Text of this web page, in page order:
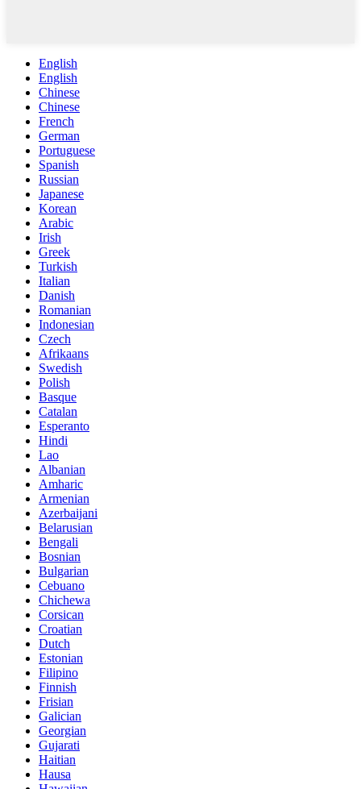
English
English
Chinese
Chinese
French
German
Portuguese
Spanish
Russian
Japanese
Korean
Arabic
Irish
Greek
Turkish
Italian
Danish
Romanian
Indonesian
Czech
Afrikaans
Swedish
Polish
Basque
Catalan
Esperanto
Hindi
Lao
Albanian
Amharic
Armenian
Azerbaijani
Belarusian
Bengali
Bosnian
Bulgarian
Cebuano
Chichewa
Corsican
Croatian
Dutch
Estonian
Filipino
Finnish
Frisian
Galician
Georgian
Gujarati
Haitian
Hausa